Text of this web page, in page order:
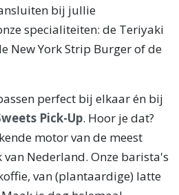
bij jullie
specialiteiten: de Teriyaki
New York Strip Burger of de
perfect bij elkaar én bij
Pick-Up. Hoor je dat?
motor van de meest
Nederland. Onze barista's
van (plantaardige) latte